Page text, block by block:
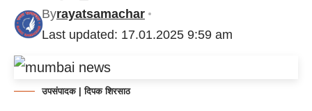
Last updated: 17.01.2025 9:59 am
Byrayatsamachar
उपसंपादक | दिपक शिरसाठ